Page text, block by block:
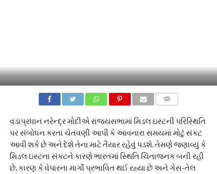
વડાપ્રધાન નરેન્દ્ર મોદીએ રાજ્યસભામાં મિડલ ઇસ્ટની પરિસ્થિતિ
પર સંબોધન કરતા ચેતવણી આપી કે આવનારા સમયમાં મોટું સંકટ
આવી શકે છે અને દેશે તેના માટે તૈયાર રહેવું પડશે. તેમણે જણાવ્યું કે
મિડલ ઇસ્ટના સંકટને કારણે ભારતમાં સ્થિતિ ચિંતાજનક બની રહી
છે, કારણ કે વેપારના માર્ગો પ્રભાવિત થઈ રહ્યા છે અને ગેસ-તેલ